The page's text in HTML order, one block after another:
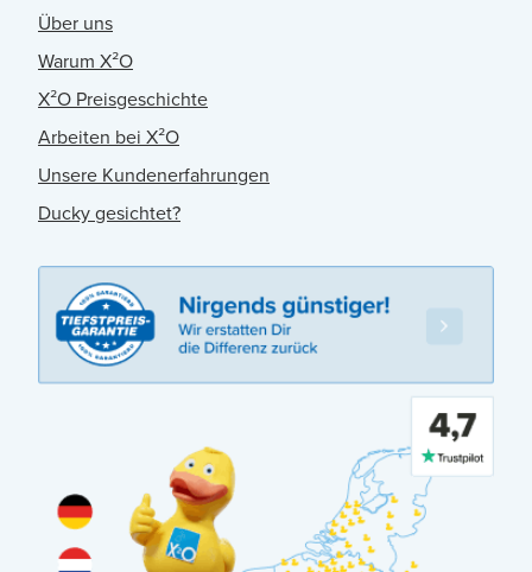
Über uns
Warum X²O
X²O Preisgeschichte
Arbeiten bei X²O
Unsere Kundenerfahrungen
Ducky gesichtet?